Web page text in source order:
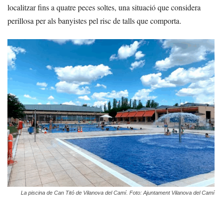
localitzar fins a quatre peces soltes, una situació que considera
perillosa per als banyistes pel risc de talls que comporta.
La piscina de Can Titó de Vilanova del Camí. Foto: Ajuntament Vilanova del Camí